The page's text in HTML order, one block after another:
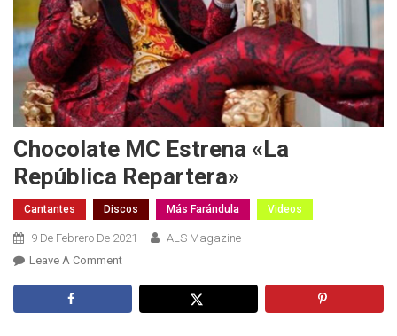
Chocolate MC Estrena «La
República Repartera»
Cantantes Discos Más Farándula Videos
9 De Febrero De 2021
ALS Magazine
Leave A CommentOn